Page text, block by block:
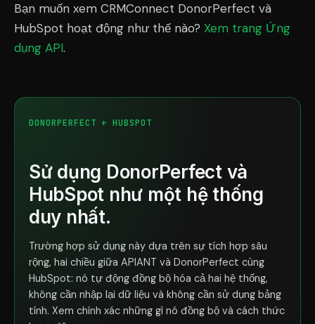
Bạn muốn xem CRMConnect DonorPerfect và
HubSpot hoạt động như thế nào? Xem trang Ứng
dụng API.
DONORPERFECT + HUBSPOT
Sử dụng DonorPerfect và
HubSpot như một hệ thống
duy nhất.
Trường hợp sử dụng này dựa trên sự tích hợp sâu
rộng, hai chiều giữa APIANT và DonorPerfect cùng
HubSpot: nó tự động đồng bộ hóa cả hai hệ thống,
không cần nhập lại dữ liệu và không cần sử dụng bảng
tính. Xem chính xác những gì nó đồng bộ và cách thức